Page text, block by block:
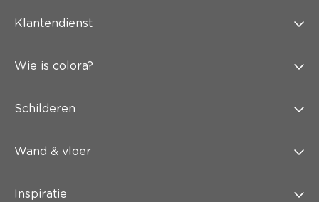
Klantendienst
Wie is colora?
Schilderen
Wand & vloer
Inspiratie